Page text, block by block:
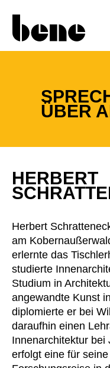
Armenien(AM)
Bahrain(BH)
Bulgarien(BG)
China (CN)
Dänemark(DK)
Elfenbeinküste(CI)
Finnland(FI)
Frankreich(FR)
Ghana
Griechenland(GR)
Großbritannien
Guinea(GN)
ÜBER
HERBERT
Herbert
am
erlernte das
studierte
Studium in
angewandte Kunst
diplomierte er bei
daraufhin einen
Innenarchitektur bei
erfolgt eine für